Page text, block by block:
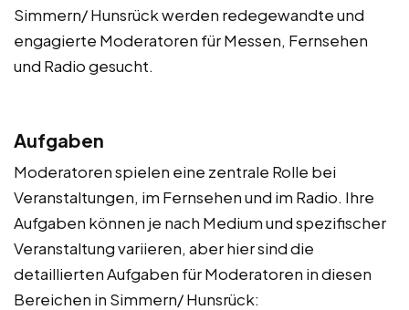
Simmern/ Hunsrück werden redegewandte und
engagierte Moderatoren für Messen, Fernsehen
und Radio gesucht.
Aufgaben
Moderatoren spielen eine zentrale Rolle bei
Veranstaltungen, im Fernsehen und im Radio. Ihre
Aufgaben können je nach Medium und spezifischer
Veranstaltung variieren, aber hier sind die
detaillierten Aufgaben für Moderatoren in diesen
Bereichen in Simmern/ Hunsrück: